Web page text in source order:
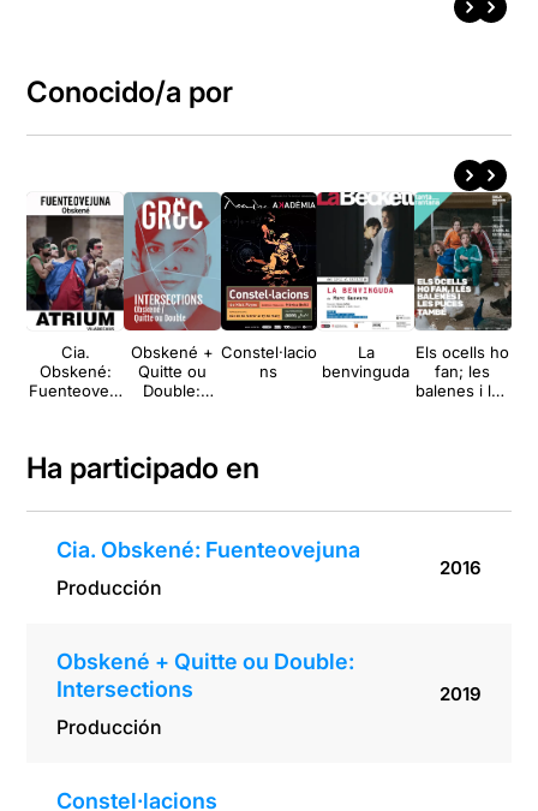
Conocido/a por
Cia.
Obskené:
Fuenteoveju
Obskené +
Quitte ou
Double:
Constel·lacio
ns
La
benvinguda
Els ocells ho
fan; les
balenes i les
Ha participado en
Cia. Obskené: Fuenteovejuna
Producción
2016
Obskené + Quitte ou Double:
Intersections
Producción
2019
Constel·lacions